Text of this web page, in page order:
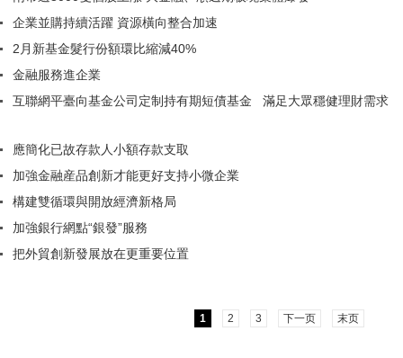
企業並購持續活躍 資源橫向整合加速
2月新基金髮行份額環比縮減40%
金融服務進企業
互聯網平臺向基金公司定制持有期短債基金   滿足大眾穩健理財需求
應簡化已故存款人小額存款支取
加強金融産品創新才能更好支持小微企業
構建雙循環與開放經濟新格局
加強銀行網點“銀發”服務
把外貿創新發展放在更重要位置
1 2 3 下一页 末页